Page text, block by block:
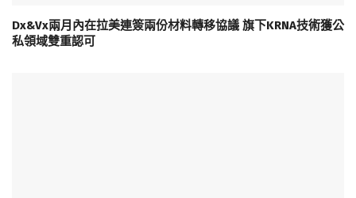
Dx&Vx兩月內在拉美連簽兩份材料轉移協議 旗下KRNA技術獲公
私領域雙重認可